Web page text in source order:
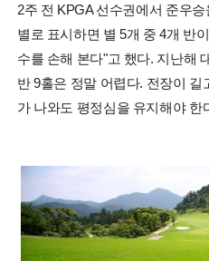
2주 전 KPGA 선수권에서 준우
별로 표시하면 별 5개 중 4개 반
수를 손해 본다"고 했다. 지난해
반 9홀은 정말 어렵다. 전장이
가 나와도 평정심을 유지해야 한